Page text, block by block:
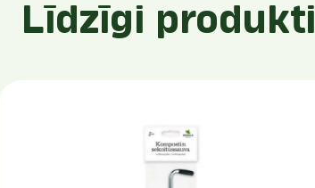
Līdzīgi produkti